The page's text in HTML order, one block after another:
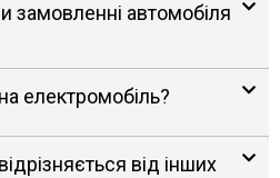
замовленні автомобіля
електромобіль?
від інших